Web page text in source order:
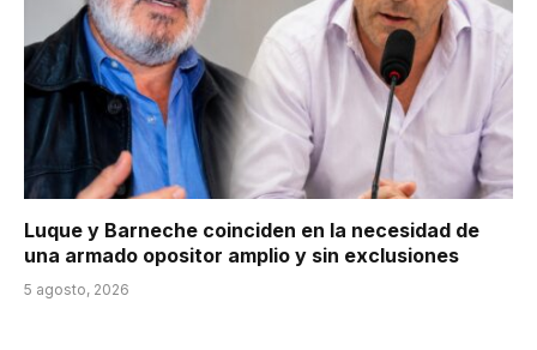
Luque y Barneche coinciden en la necesidad de
una armado opositor amplio y sin exclusiones
5 agosto, 2026